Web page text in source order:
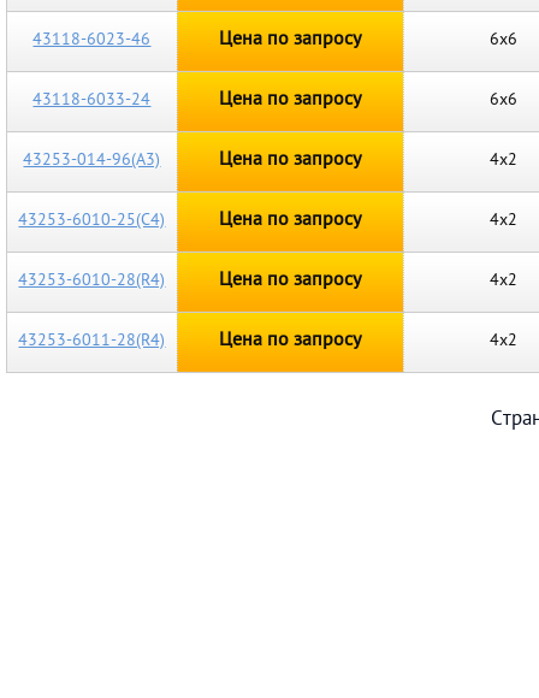
43118-6023-46 Цена по запросу 6х6
43118-6033-24 Цена по запросу 6х6
43253-014-96(А3) Цена по запросу 4х2
43253-6010-25(С4) Цена по запросу 4х2
43253-6010-28(R4) Цена по запросу 4х2
43253-6011-28(R4) Цена по запросу 4х2